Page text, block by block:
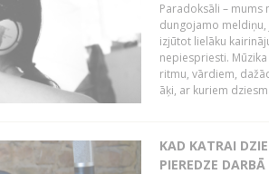
Paradoksāli – mums
dungojamo
izjūtot lielāku
nepiespriesti.
ritmu, vārdiem,
āķi, ar kuriem
KAD KATRAI
PIEREDZE